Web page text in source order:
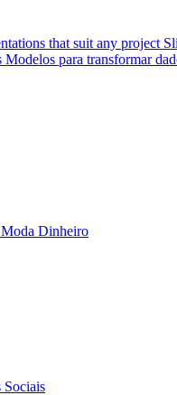
that suit any project
Modelos para transformar
Moda Dinheiro
Sociais